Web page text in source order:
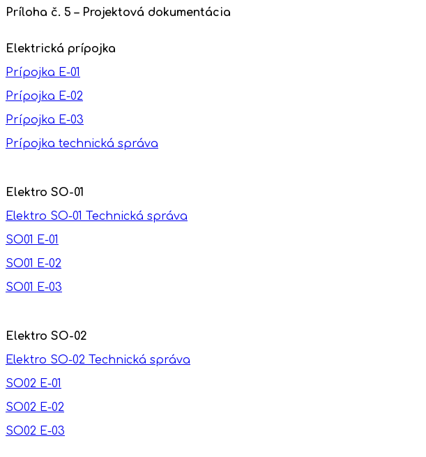
Príloha č. 5 – Projektová dokumentácia
Elektrická prípojka
Prípojka E-01
Prípojka E-02
Prípojka E-03
Prípojka technická správa
Elektro SO-01
Elektro SO-01 Technická správa
SO01 E-01
SO01 E-02
SO01 E-03
Elektro SO-02
Elektro SO-02 Technická správa
SO02 E-01
SO02 E-02
SO02 E-03